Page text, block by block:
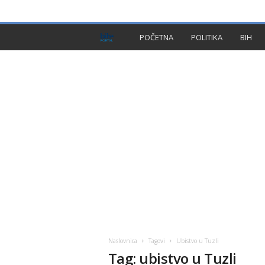
POČETNA POLITIKA BIH
Naslovnica Tagovi Ubistvo u Tuzli
Tag: ubistvo u Tuzli